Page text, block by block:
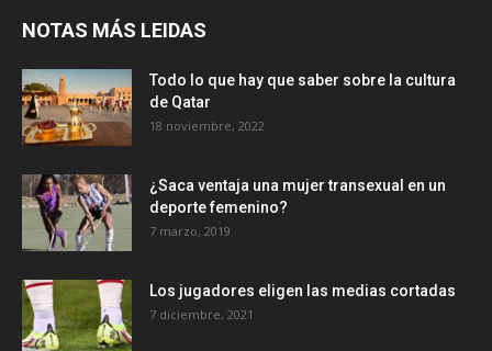
NOTAS MÁS LEIDAS
Todo lo que hay que saber sobre la cultura
de Qatar
18 noviembre, 2022
¿Saca ventaja una mujer transexual en un
deporte femenino?
7 marzo, 2019
Los jugadores eligen las medias cortadas
7 diciembre, 2021